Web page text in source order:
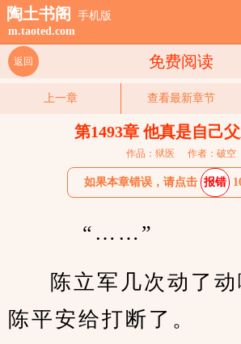
陶土书阁
手机版
m.taoted.com
免费阅读
返回
上一章 查看最新章节
第1493章 他真是自己
作品：狱医 作者：破空
如果本章错误，请点击 报错
    “……”
陈立军几次动了
陈平安给打断了。